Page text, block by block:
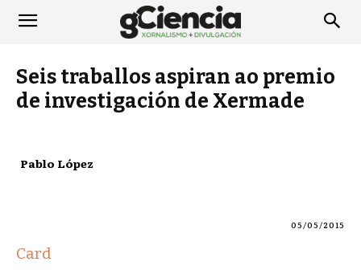
Seis traballos aspiran ao premio
de investigación de Xermade
Pablo López
05/05/2015
Card